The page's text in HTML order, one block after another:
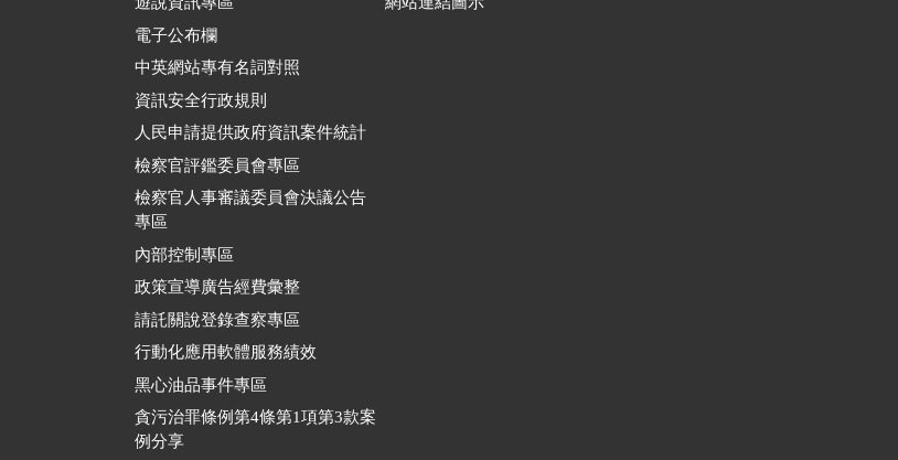
電子公布欄
中英網站專有名詞對照
資訊安全行政規則
人民申請提供政府資訊案件統計
檢察官評鑑委員會專區
檢察官人事審議委員會決議公告
專區
內部控制專區
政策宣導廣告經費彙整
請託關說登錄查察專區
行動化應用軟體服務績效
黑心油品事件專區
貪污治罪條例第4條第1項第3款案
例分享